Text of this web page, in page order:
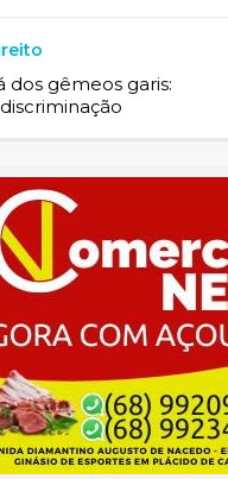
dos gêmeos garis: